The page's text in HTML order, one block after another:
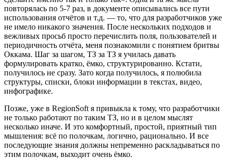
повторялась по 5-7 раз, в документе описывались все пути
использования отчётов и т.д. — то, что для разработчиков уже
не имело никакого значения. После нескольких подходов и
вежливых просьб просто перечислить поля, пользователей и
периодичность отчёта, меня познакомили с понятием бритвы
Оккама. Шаг за шагом, ТЗ за ТЗ я училась давать
формулировать кратко, ёмко, структурированно. Кстати,
получилось не сразу. Зато когда получилось, я полюбила
структуры, списки, блоки информации в текстах, видео,
инфографике.
Позже, уже в RegionSoft я привыкла к тому, что разработчики
не только работают по таким ТЗ, но и в целом мыслят
несколько иначе. И это комфортный, простой, приятный тип
мышления: всё по полочкам, логично, рационально. И все
последующие знания должны непременно раскладываться по
этим полочкам, выходит очень ёмко.